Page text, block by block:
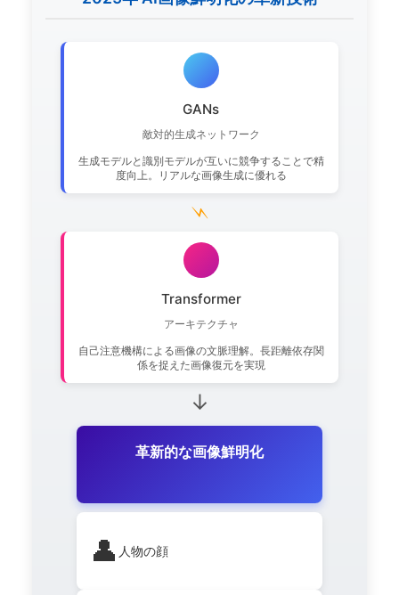
GANs
敵対的生成ネットワーク
生成モデルと識別モデルが互いに競争することで精
度向上。リアルな画像生成に優れる
⚡
Transformer
アーキテクチャ
自己注意機構による画像の文脈理解。長距離依存関
係を捉えた画像復元を実現
↓
革新的な画像鮮明化
👤 人物の顔